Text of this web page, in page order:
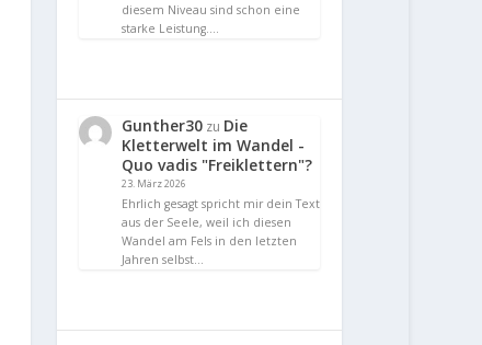
diesem Niveau sind schon eine
starke Leistung.…
Gunther30 zu Die
Kletterwelt im Wandel -
Quo vadis "Freiklettern"?
23. März 2026
Ehrlich gesagt spricht mir dein Text
aus der Seele, weil ich diesen
Wandel am Fels in den letzten
Jahren selbst…